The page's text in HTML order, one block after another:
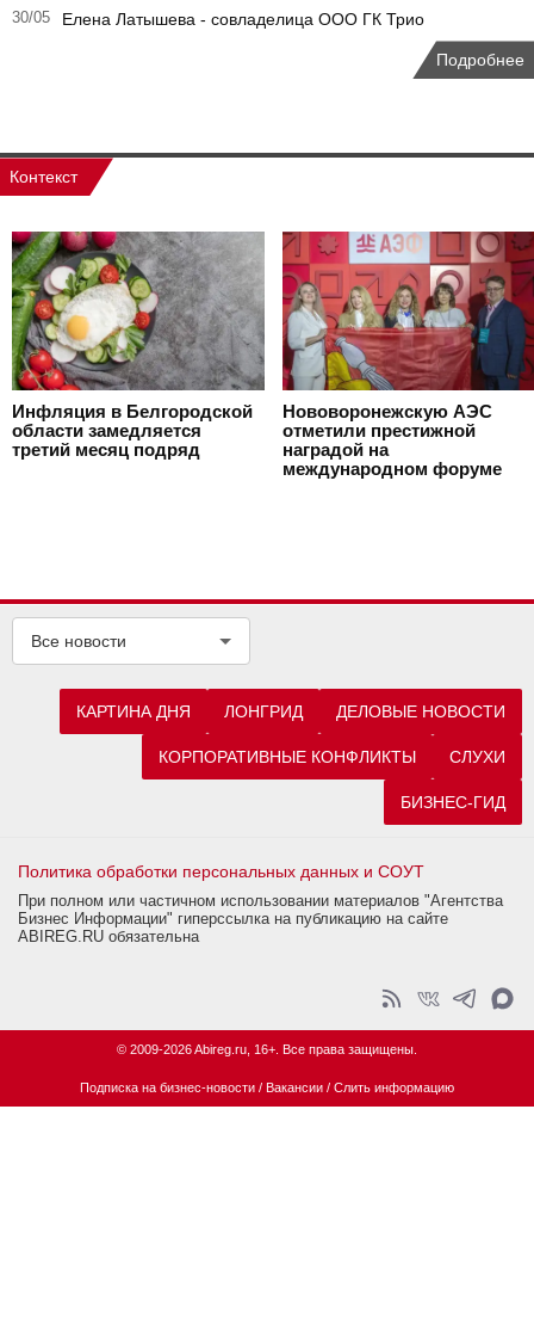
30/05 Елена Латышева - совладелица ООО ГК Трио
Подробнее
Контекст
Инфляция в Белгородской
области замедляется
третий месяц подряд
Нововоронежскую АЭС
отметили престижной
наградой на
международном форуме
Все новости
КАРТИНА ДНЯ ЛОНГРИД ДЕЛОВЫЕ НОВОСТИ
КОРПОРАТИВНЫЕ КОНФЛИКТЫ СЛУХИ
БИЗНЕС-ГИД
Политика обработки персональных данных и СОУТ
При полном или частичном использовании материалов "Агентства
Бизнес Информации" гиперссылка на публикацию на сайте
ABIREG.RU обязательна
© 2009-2026 Abireg.ru, 16+. Все права защищены.
Подписка на бизнес-новости / Вакансии / Слить информацию